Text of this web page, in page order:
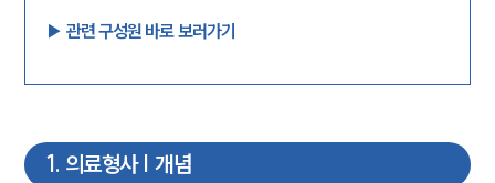
▶︎ 관련 구성원 바로 보러가기
1 . 의료형사 | 개념